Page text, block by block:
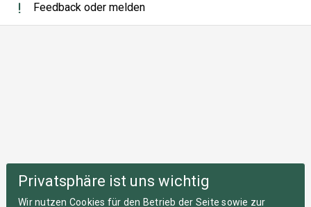
Feedback oder melden
Privatsphäre ist uns wichtig
Wir nutzen Cookies für den Betrieb der Seite sowie zur